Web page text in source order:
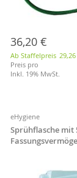
36,20 €
Ab Staffelpreis
Preis pro
Inkl. 19% MwSt.
eHygiene
Sprühflasche mit